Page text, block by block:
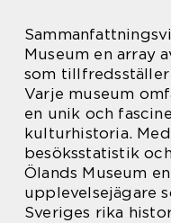
Museum en array
som tillfredsställer
Varje museum
en unik och
kulturhistoria.
besöksstatistik
Ölands Museum
upplevelsejägare
Sveriges rika